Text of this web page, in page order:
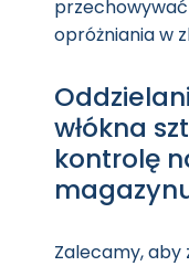
opróżniania w
włókna
kontrolę
Zalecamy, aby